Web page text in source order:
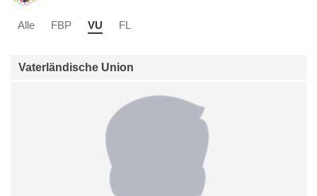
Alle FBP VU FL
Vaterländische Union